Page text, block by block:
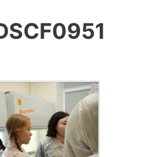
СО РАН